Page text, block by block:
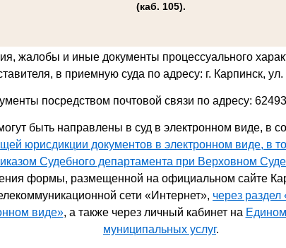
(каб. 105).
жалобы и иные документы процессуального
в приемную суда по адресу: г. Карпинск,
посредством почтовой связи по адресу:
быть направлены в суд в электронном виде, в
юрисдикции документов в электронном виде, в
Судебного департамента при Верховном
формы, размещенной на официальном сайте
сети «Интернет», через
виде», а также через личный кабинет на
муниципальных услуг.